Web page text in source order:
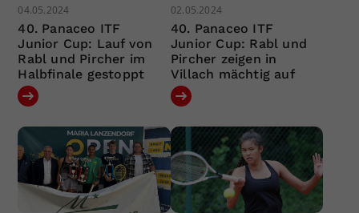
04.05.2024
40. Panaceo ITF
Junior Cup: Lauf von
Rabl und Pircher im
Halbfinale gestoppt
02.05.2024
40. Panaceo ITF
Junior Cup: Rabl und
Pircher zeigen in
Villach mächtig auf